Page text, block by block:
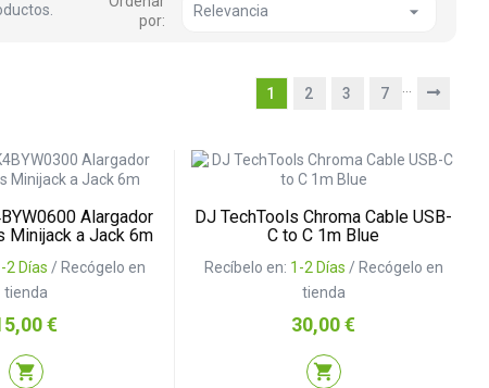
por:
Relevancia 
1 2 3 7
Alargador
Minijack a Jack 6m
2 Días / Recógelo en
tienda
€
shopping_cart
DJ TechTools Chroma Cable USB-
C to C 1m Blue
Recíbelo en: 1-2 Días / Recógelo en
tienda
Precio
30,00 €
shopping_cart